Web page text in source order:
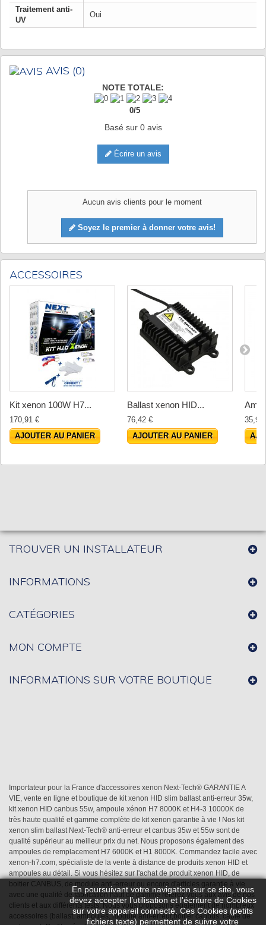
En poursuivant votre navigation sur ce site, vous
devez accepter l’utilisation et l'écriture de Cookies
sur votre appareil connecté. Ces Cookies (petits
fichiers texte) permettent de suivre votre
Traitement anti-
UV
Oui
AVIS (0)
NOTE TOTALE:
0/5
Basé sur 0avis
Écrire un avis
Aucun avis clients pour le moment
Soyez le premier à donner votre avis!
ACCESSOIRES
Kit xenon 100W H7...
170,91 €
AJOUTER AU PANIER
Ballast xenon HID...
76,42 €
AJOUTER AU PANIER
35,90
TROUVER UN INSTALLATEUR
INFORMATIONS
Importateur pour la France d'accessoires xenon Next-Tech® GARANTIE A
VIE, vente en ligne et boutique de kit xenon HID slim ballast anti-erreur 35w,
kit xenon HID canbus 55w, ampoule xénon H7 8000K et H4-3 10000K de
très haute qualité et gamme complète de kit xenon garantie à vie ! Nos kit
xenon slim ballast Next-Tech® anti-erreur et canbus 35w et 55w sont de
qualité supérieur au meilleur prix du net. Nous proposons également des
ampoules de remplacement H7 6000K et H1 8000K. Commandez facile avec
xenon-h7.com, spécialiste de la vente à distance de produits xenon HID et
ampoules au détail. Si vous hésitez sur l'achat de produit xenon HID, de
boitier CANBUS, de module anti-erreur ou encore d'articles garantie à vie
avec une qualité de fabrication haut de gamme référez-vous aux avis de nos
clients et aux différents tests. Nous vous proposons également de nombreux
accessoires (ballast, ampoules, module anti-erreur,boitier canbus, câble de
CATÉGORIES
MON COMPTE
INFORMATIONS SUR VOTRE BOUTIQUE